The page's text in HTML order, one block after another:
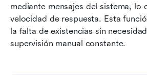
mediante mensajes del sistema, lo
velocidad de respuesta. Esta
la falta de existencias sin
supervisión manual constante.